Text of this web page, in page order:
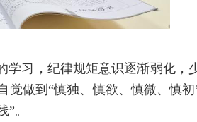
习，纪律规矩意识逐渐弱化，
做到“慎独、慎欲、慎微、慎
。